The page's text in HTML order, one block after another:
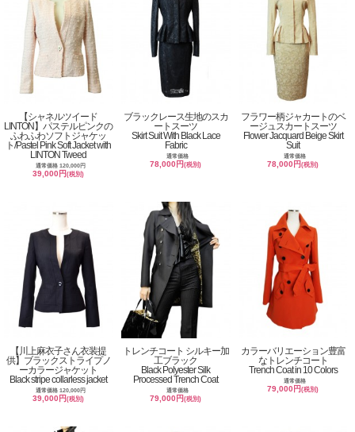
【シャネルツイード
LINTON】パステルピンクの
ふわふわソフトジャケッ
ト/Pastel Pink Soft Jacket with
LINTON Tweed
通常価格 120,000円
39,000円(税別)
ブラックレース生地のスカ
ートスーツ
Skirt Suit With Black Lace
Fabric
通常価格
78,000円(税別)
フラワー柄ジャカートのベ
ージュスカートスーツ
Flower Jacquard Beige Skirt
Suit
通常価格
78,000円(税別)
【川上麻衣子さん衣装提
供】ブラックストライプノ
ーカラージャケット
Black stripe collarless jacket
通常価格 120,000円
39,000円(税別)
トレンチコート シルキー加
工ブラック
Black Polyester Silk
Processed Trench Coat
通常価格
79,000円(税別)
カラーバリエーション豊富
なトレンチコート
Trench Coat in 10 Colors
通常価格
79,000円(税別)